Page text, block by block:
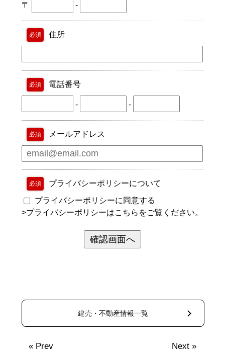
〒 -
必須 住所
必須 電話番号
- -
必須 メールアドレス
必須
プライバシーポリシーについて
プライバシーポリシーに同意する
>プライバシーポリシーはこちらをご覧ください。
建売・不動産情報一覧
« Prev Next»